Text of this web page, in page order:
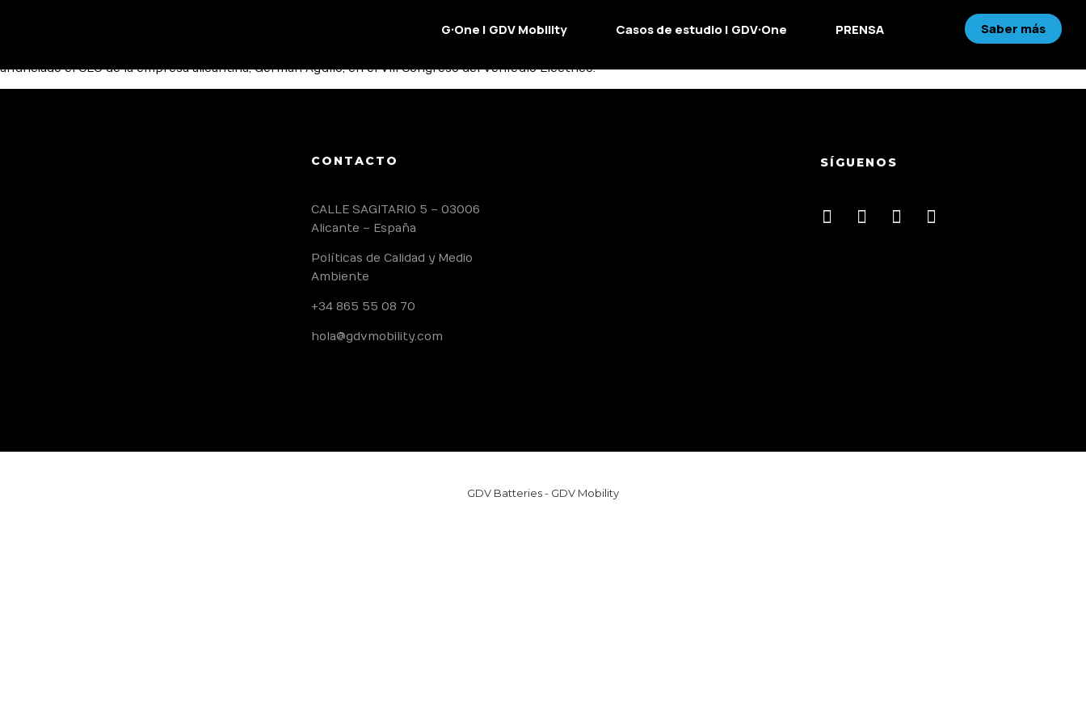
Saber más
G·One | GDV Mobility Casos de estudio | GDV·One PRENSA
anunciado el CEO de la empresa alicantina, Germán Agulló, en el VIII Congreso del Vehículo Eléctrico.
CONTACTO
CALLE SAGITARIO 5 – 03006
Alicante – España
Políticas de Calidad y Medio
Ambiente
+34 865 55 08 70
hola@gdvmobility.com
SÍGUENOS
GDV Batteries - GDV Mobility